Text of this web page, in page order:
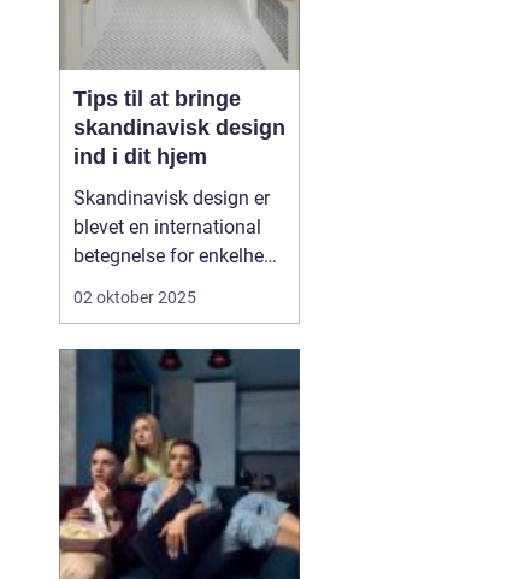
Tips til at bringe
skandinavisk design
ind i dit hjem
Skandinavisk design er
blevet en international
betegnelse for enkelhed,
funktionalitet og tidløs
minimalistisk og varm,
hvor det praktiske møder
det smukke. Mange
forbinder s...
02 oktober 2025